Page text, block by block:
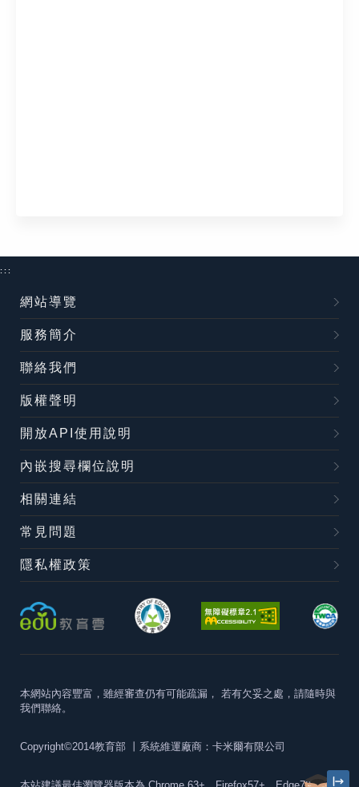
:::
網站導覽
服務簡介
聯絡我們
版權聲明
開放API使用說明
內嵌搜尋欄位說明
相關連結
常見問題
隱私權政策
本網站內容豐富，雖經審查仍有可能疏漏， 若有欠妥之處，請隨時與
我們聯絡。
Copyright©2014教育部 丨系統維運廠商：卡米爾有限公司